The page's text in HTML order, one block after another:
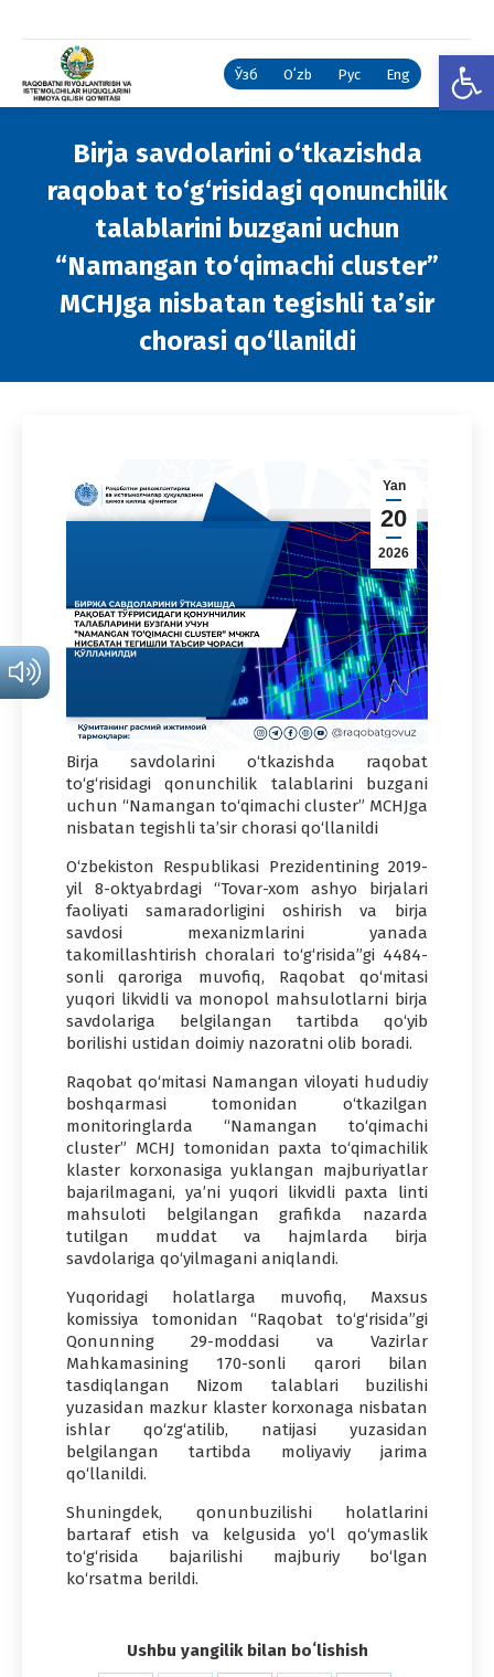
Ўзб Oʻzb Рус Eng
Birja savdolarini o‘tkazishda
raqobat to‘g‘risidagi qonunchilik
talablarini buzgani uchun
“Namangan to‘qimachi cluster”
MCHJga nisbatan tegishli ta’sir
chorasi qo‘llanildi
Yan
20
2026
Birja savdolarini o‘tkazishda raqobat
to‘g‘risidagi qonunchilik talablarini buzgani
uchun “Namangan to‘qimachi cluster” MCHJga
nisbatan tegishli ta’sir chorasi qo‘llanildi
O‘zbekiston Respublikasi Prezidentining 2019-
yil 8-oktyabrdagi “Tovar-xom ashyo birjalari
faoliyati samaradorligini oshirish va birja
savdosi mexanizmlarini yanada
takomillashtirish choralari to‘g‘risida”gi 4484-
sonli qaroriga muvofiq, Raqobat qo‘mitasi
yuqori likvidli va monopol mahsulotlarni birja
savdolariga belgilangan tartibda qo‘yib
borilishi ustidan doimiy nazoratni olib boradi.
Raqobat qo‘mitasi Namangan viloyati hududiy
boshqarmasi tomonidan o‘tkazilgan
monitoringlarda “Namangan to‘qimachi
cluster” MCHJ tomonidan paxta to‘qimachilik
klaster korxonasiga yuklangan majburiyatlar
bajarilmagani, ya’ni yuqori likvidli paxta linti
mahsuloti belgilangan grafikda nazarda
tutilgan muddat va hajmlarda birja
savdolariga qo‘yilmagani aniqlandi.
Yuqoridagi holatlarga muvofiq, Maxsus
komissiya tomonidan “Raqobat to‘g‘risida”gi
Qonunning 29-moddasi va Vazirlar
Mahkamasining 170-sonli qarori bilan
tasdiqlangan Nizom talablari buzilishi
yuzasidan mazkur klaster korxonaga nisbatan
ishlar qo‘zg‘atilib, natijasi yuzasidan
belgilangan tartibda moliyaviy jarima
qo‘llanildi.
Shuningdek, qonunbuzilishi holatlarini
bartaraf etish va kelgusida yo‘l qo‘ymaslik
to‘g‘risida bajarilishi majburiy bo‘lgan
ko‘rsatma berildi.
Ushbu yangilik bilan boʻlishish